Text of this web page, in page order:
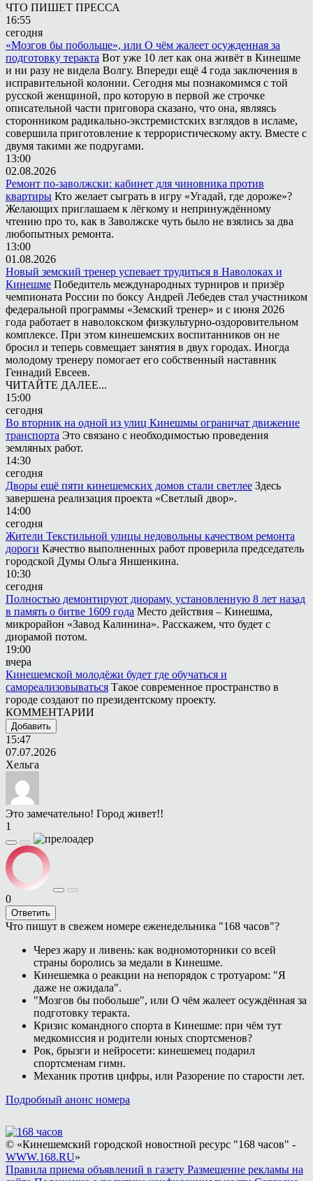
ЧТО ПИШЕТ ПРЕССА
16:55
сегодня
«Мозгов бы побольше», или О чём жалеет осужденная за
подготовку теракта Вот уже 10 лет как она живёт в Кинешме
и ни разу не видела Волгу. Впереди ещё 4 года заключения в
исправительной колонии. Сегодня мы познакомимся с той
русской женщиной, про которую в первой же строчке
описательной части приговора сказано, что она, являясь
сторонником радикально-экстремистских взглядов в исламе,
совершила приготовление к террористическому акту. Вместе с
двумя такими же подругами.
13:00
02.08.2026
Ремонт по-заволжски: кабинет для чиновника против
квартиры Кто желает сыграть в игру «Угадай, где дороже»?
Желающих приглашаем к лёгкому и непринуждённому
чтению про то, как в Заволжске чуть было не взялись за два
любопытных ремонта.
13:00
01.08.2026
Новый земский тренер успевает трудиться в Наволоках и
Кинешме Победитель международных турниров и призёр
чемпионата России по боксу Андрей Лебедев стал участником
федеральной программы «Земский тренер» и с июня 2026
года работает в наволокском физкультурно-оздоровительном
комплексе. При этом кинешемских воспитанников он не
бросил и теперь совмещает занятия в двух городах. Иногда
молодому тренеру помогает его собственный наставник
Геннадий Евсеев.
ЧИТАЙТЕ ДАЛЕЕ...
15:00
сегодня
Во вторник на одной из улиц Кинешмы ограничат движение
транспорта Это связано с необходимостью проведения
земляных работ.
14:30
сегодня
Дворы ещё пяти кинешемских домов стали светлее Здесь
завершена реализация проекта «Светлый двор».
14:00
сегодня
Жители Текстильной улицы недовольны качеством ремонта
дороги Качество выполненных работ проверила председатель
городской Думы Ольга Яншенкина.
10:30
сегодня
Полностью демонтируют диораму, установленную 8 лет назад
в память о битве 1609 года Место действия – Кинешма,
микрорайон «Завод Калинина». Расскажем, что будет с
диорамой потом.
19:00
вчера
Кинешемской молодёжи будет где обучаться и
самореализовываться Такое современное пространство в
городе создают по президентскому проекту.
КОММЕНТАРИИ
Добавить
15:47
07.07.2026
Хельга
Это замечательно! Город живет!!
1
0
Ответить
Что пишут в свежем номере еженедельника "168 часов"?
Через жару и ливень: как водномоторники со всей
страны боролись за медали в Кинешме.
Кинешемка о реакции на непорядок с тротуаром: "Я
даже не ожидала".
"Мозгов бы побольше", или О чём жалеет осуждённая за
подготовку теракта.
Кризис командного спорта в Кинешме: при чём тут
медкомиссия и родители юных спортсменов?
Рок, брызги и нейросети: кинешемец подарил
спортсменам гимн.
Механик против цифры, или Разорение по старости лет.
Подробный анонс номера
© «Кинешемский городской новостной ресурс "168 часов" -
WWW.168.RU»
Правила приема объявлений в газету Размещение рекламы на